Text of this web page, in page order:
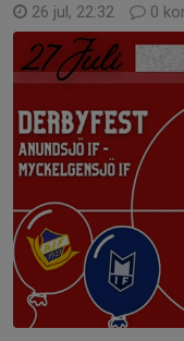
26 jul, 22:32 0